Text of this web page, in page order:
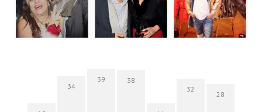
34
39 38
32
28